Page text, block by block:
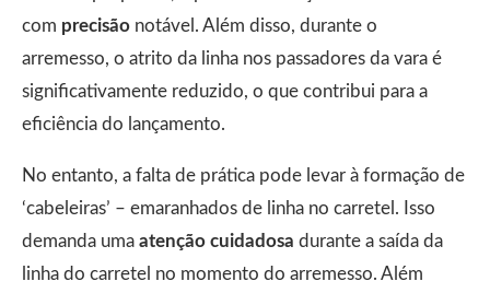
com precisão notável. Além disso, durante o
arremesso, o atrito da linha nos passadores da vara é
significativamente reduzido, o que contribui para a
eficiência do lançamento.
No entanto, a falta de prática pode levar à formação de
‘cabeleiras’ – emaranhados de linha no carretel. Isso
demanda uma atenção cuidadosa durante a saída da
linha do carretel no momento do arremesso. Além